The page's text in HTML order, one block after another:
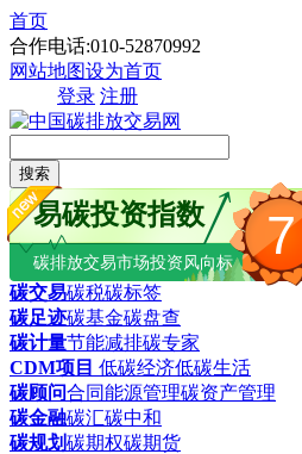
首页
合作电话:010-52870992
网站地图设为首页
登录 注册
搜索
7
易碳投资指数
碳排放交易市场投资风向标
碳交易碳税碳标签
碳足迹碳基金碳盘查
碳计量节能减排碳专家
CDM项目 低碳经济低碳生活
碳顾问合同能源管理碳资产管理
碳金融碳汇碳中和
碳规划碳期权碳期货